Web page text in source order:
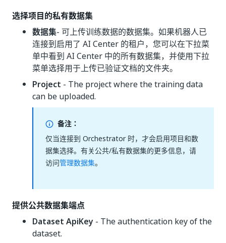
选择项目的私有数据集
数据集- 可上传训练数据的数据集。如果机器人已
连接到启用了 AI Center 的租户，您可以在下拉菜
单中看到 AI Center 中的所有数据集，并使用下拉
菜单选择用于上传已验证文档的文件夹。
Project - The project where the training data
can be uploaded.
备注：
仅当连接到 Orchestrator 时，才会启用项目和数
据集选择。有关公共/私有数据集的更多信息，请
访问管理数据集。
提供公共数据集端点
Dataset ApiKey - The authentication key of the
dataset.